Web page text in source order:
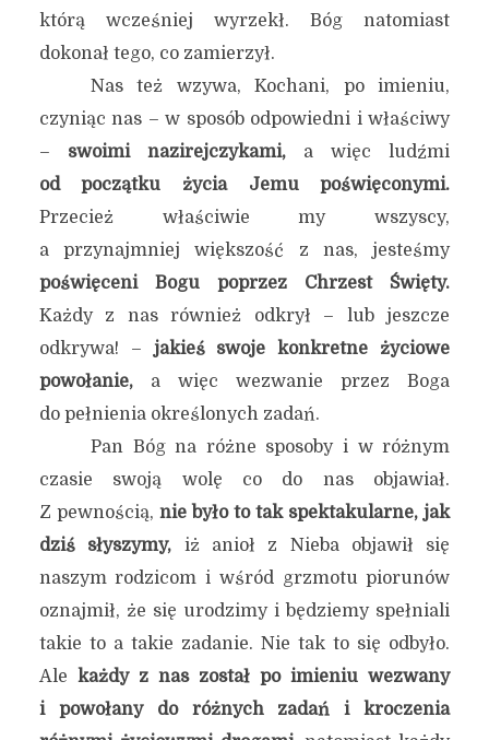
którą wcześniej wyrzekł. Bóg natomiast
dokonał tego, co zamierzył.
Nas też wzywa, Kochani, po imieniu,
czyniąc nas – w sposób odpowiedni i właściwy
– swoimi nazirejczykami,a więc ludźmi
od początku życia Jemu poświęconymi.
Przecież właściwie my wszyscy,
a przynajmniej większość z nas, jesteśmy
poświęceni Bogu poprzez Chrzest Święty.
Każdy z nas również odkrył – lub jeszcze
odkrywa! – jakieś swoje konkretne życiowe
powołanie,a więc wezwanie przez Boga
do pełnienia określonych zadań.
Pan Bóg na różne sposoby i w różnym
czasie swoją wolę co do nas objawiał.
Z pewnością, nie było to tak spektakularne, jak
dziś słyszymy, iż anioł z Nieba objawił się
naszym rodzicom i wśród grzmotu piorunów
oznajmił, że się urodzimy i będziemy spełniali
takie to a takie zadanie. Nie tak to się odbyło.
Ale każdy z nas został po imieniu wezwany
i powołany do różnych zadań i kroczenia